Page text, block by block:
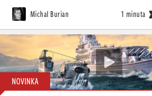
Michal Burian 1 minuta
NOVINKA